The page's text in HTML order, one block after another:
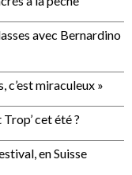
avec Bernardino
c’est miraculeux »
cet été ?
en Suisse